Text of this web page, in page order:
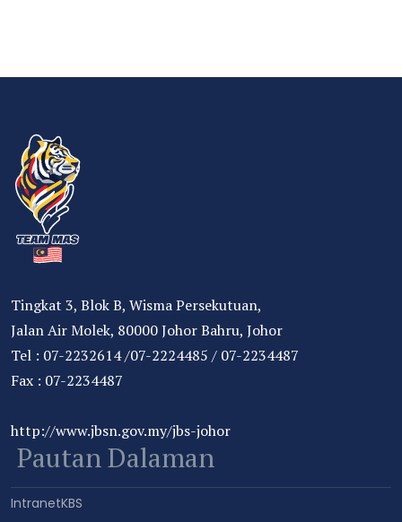
Tingkat 3, Blok B, Wisma Persekutuan,
Jalan Air Molek, 80000 Johor Bahru, Johor
Tel : 07-2232614 /07-2224485 / 07-2234487
Fax : 07-2234487
http://www.jbsn.gov.my/jbs-johor
Pautan Dalaman
IntranetKBS